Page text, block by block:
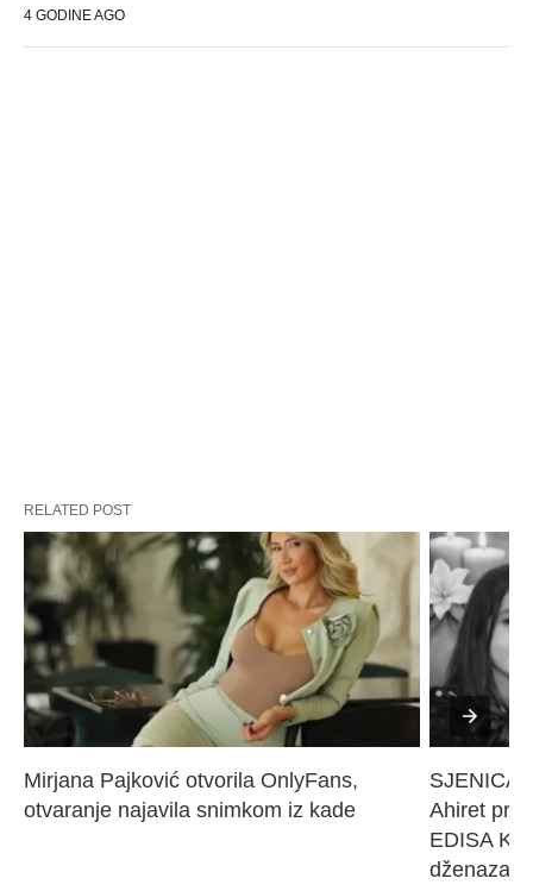
4 GODINE AGO
RELATED POST
Mirjana Pajković otvorila OnlyFans,
otvaranje najavila snimkom iz kade
SJENICA
Ahiret
EDISA
dženaza